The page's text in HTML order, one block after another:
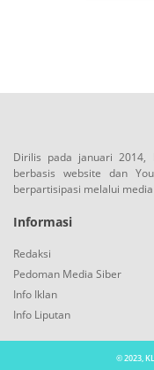
Dirilis pada januari 2014,
berbasis website dan
berpartisipasi melalui
Informasi
Redaksi
Pedoman Media Siber
Info Iklan
Info Liputan
© 2023,